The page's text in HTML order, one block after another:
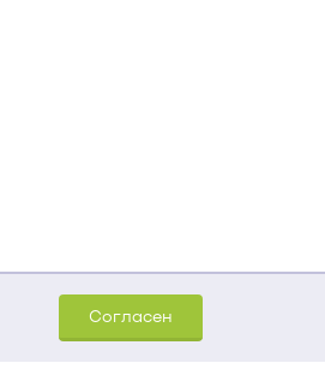
Согласен